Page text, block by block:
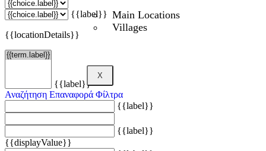
Main Locations
Villages
X
{{label}}
{{locationDetails}}
{{label}}
Αναζήτηση Επαναφορά Φίλτρα
{{label}}
{{label}}
{{displayValue}}